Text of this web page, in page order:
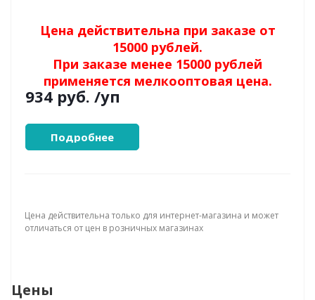
Цена действительна при заказе от
15000 рублей.
При заказе менее 15000 рублей
применяется мелкооптовая цена.
934 руб. /уп
Подробнее
Цена действительна только для интернет-магазина и может
отличаться от цен в розничных магазинах
Цены